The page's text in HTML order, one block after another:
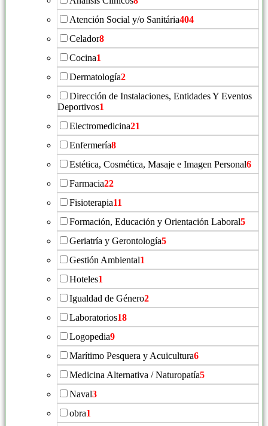
Atención Social y/o Sanitária404
Celador8
Cocina1
Dermatología2
Dirección de Instalaciones, Entidades Y Eventos
Deportivos1
Electromedicina21
Enfermería8
Estética, Cosmética, Masaje e Imagen Personal6
Farmacia22
Fisioterapia11
Formación, Educación y Orientación Laboral5
Geriatría y Gerontología5
Gestión Ambiental1
Hoteles1
Igualdad de Género2
Laboratorios18
Logopedia9
Marítimo Pesquera y Acuicultura6
Medicina Alternativa / Naturopatía5
Naval3
obra1